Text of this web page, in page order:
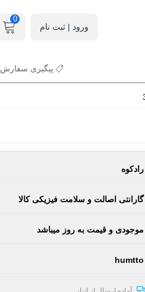
ورود | ثبت نام
0
پیگیری سفارش
رادکوه
گارانتی اصالت و سلامت فیزیکی کالا
موجودی و قیمت به روز میباشد
humtto